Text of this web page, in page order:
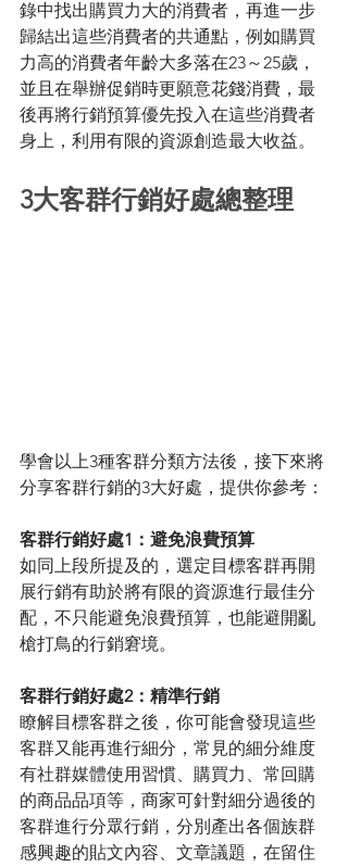
錄中找出購買力大的消費者，再進一步
歸結出這些消費者的共通點，例如購買
力高的消費者年齡大多落在23～25歲，
並且在舉辦促銷時更願意花錢消費，最
後再將行銷預算優先投入在這些消費者
身上，利用有限的資源創造最大收益。
3大客群行銷好處總整理
學會以上3種客群分類方法後，接下來將
分享客群行銷的3大好處，提供你參考：
客群行銷好處1：避免浪費預算
如同上段所提及的，選定目標客群再開
展行銷有助於將有限的資源進行最佳分
配，不只能避免浪費預算，也能避開亂
槍打鳥的行銷窘境。
客群行銷好處2：精準行銷
瞭解目標客群之後，你可能會發現這些
客群又能再進行細分，常見的細分維度
有社群媒體使用習慣、購買力、常回購
的商品品項等，商家可針對細分過後的
客群進行分眾行銷，分別產出各個族群
感興趣的貼文內容、文章議題，在留住